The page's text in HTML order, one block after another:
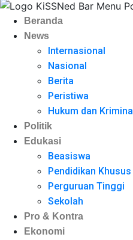
Beranda
News
Internasional
Nasional
Berita
Peristiwa
Hukum dan Kriminal
Politik
Edukasi
Beasiswa
Pendidikan Khusus
Perguruan Tinggi
Sekolah
Pro & Kontra
Ekonomi